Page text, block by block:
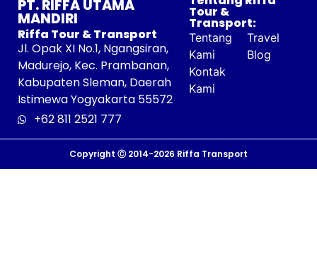
PT. RIFFA UTAMA
MANDIRI
Riffa Tour & Transport
Jl. Opak XI No.1, Ngangsiran,
Madurejo, Kec. Prambanan,
Kabupaten Sleman, Daerah
Istimewa Yogyakarta 55572
+62 811 2521 777
Tour &
Transport:
Tentang
Kami
Kontak
Kami
Travel
Blog
Copyright Ⓒ 2014-2026 Riffa Transport